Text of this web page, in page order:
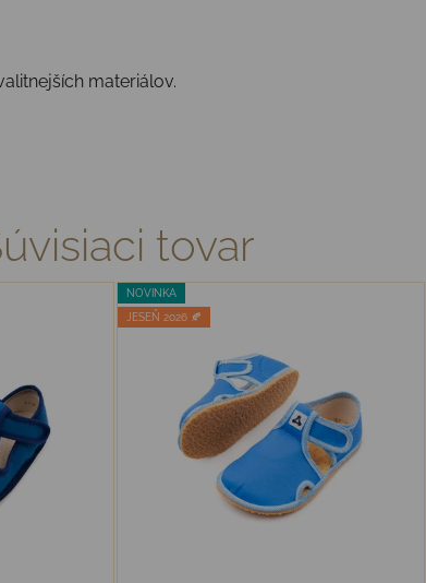
materiálov.
tovar
NOVINKA
JESEŇ 2026 🍂